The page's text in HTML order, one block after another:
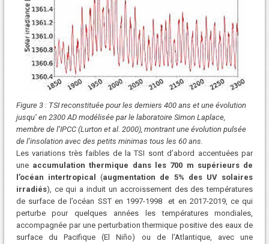
Figure 3 : TSI reconstituée pour les derniers 400 ans et une évolution
jusqu’ en 2300 AD modélisée par le laboratoire Simon Laplace,
membre de l’IPCC (Lurton et al. 2000), montrant une évolution pulsée
de l’insolation avec des petits minimas tous les 60 ans.
Les variations très faibles de la TSI sont d’abord accentuées par
une accumulation thermique dans les 700 m supérieurs de
l’océan intertropical(augmentation de 5% des UV solaires
irradiés), ce qui a induit un accroissement des des températures
de surface de l’océan SST en 1997-1998 et en 2017-2019, ce qui
perturbe pour quelques années les températures mondiales,
accompagnée par une perturbation thermique positive des eaux de
surface du Pacifique (El Niño) ou de l’Atlantique, avec une